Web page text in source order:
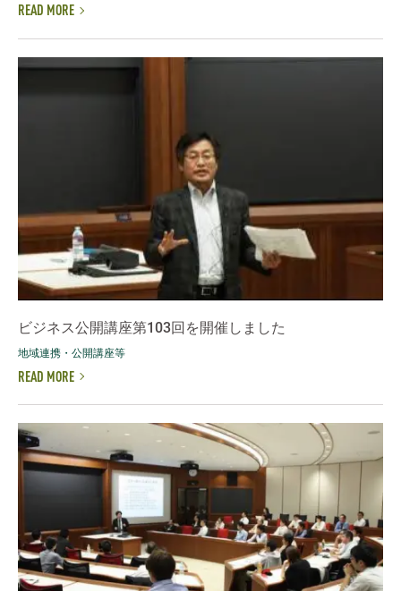
READ MORE
ビジネス公開講座第103回を開催しました
地域連携・公開講座等
READ MORE